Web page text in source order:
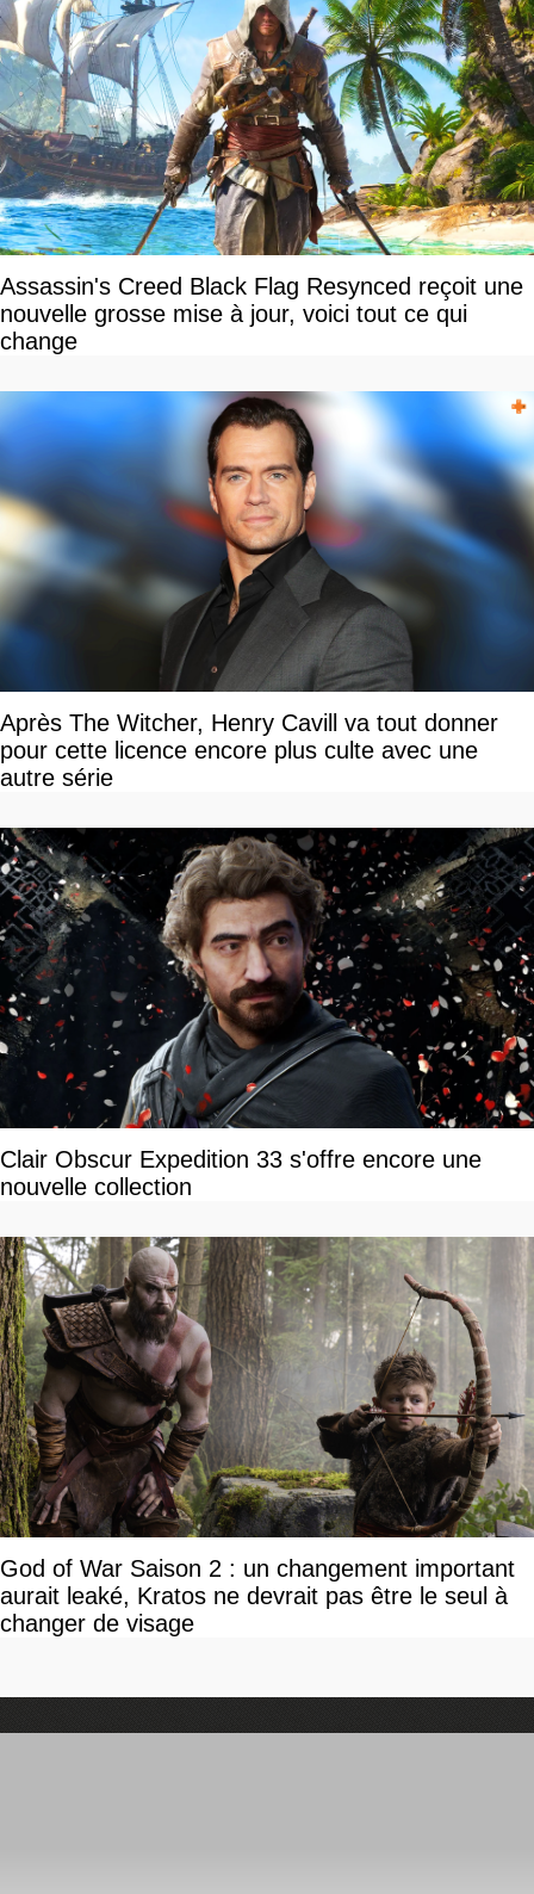
Assassin's Creed Black Flag Resynced reçoit une
nouvelle grosse mise à jour, voici tout ce qui
change
Après The Witcher, Henry Cavill va tout donner
pour cette licence encore plus culte avec une
autre série
Clair Obscur Expedition 33 s'offre encore une
nouvelle collection
God of War Saison 2 : un changement important
aurait leaké, Kratos ne devrait pas être le seul à
changer de visage